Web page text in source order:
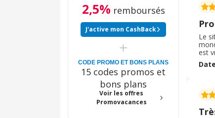
2,5% remboursés
J'active mon CashBack
CODE PROMO ET BONS PLANS
15 codes promos et
bons plans
Voir les offres
Promovacances
Le
est
site